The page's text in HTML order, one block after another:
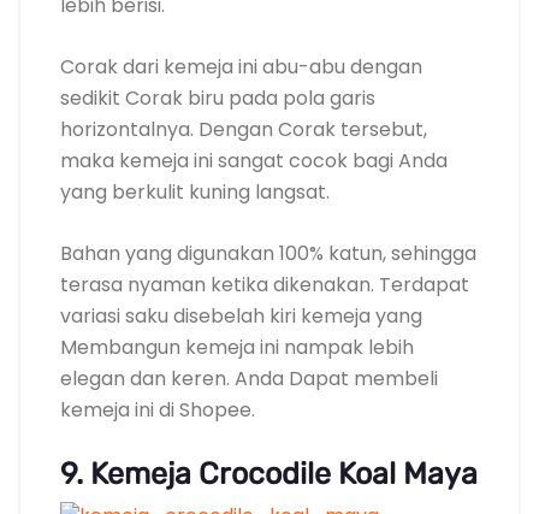
Membangun kemeja ini nampak lebih
kemeja ini di Shopee.
9. Kemeja Crocodile Koal Maya
Harga : Rp 464.830
Cocok digunakan Kepada acara formal
Brand Crocodile merupakan brand asal
Hongkong yang sukses Bertanding didunia
fashion. Barang dengan brand ini dijual
kualitas yang ditawarkan pun juga sesuai